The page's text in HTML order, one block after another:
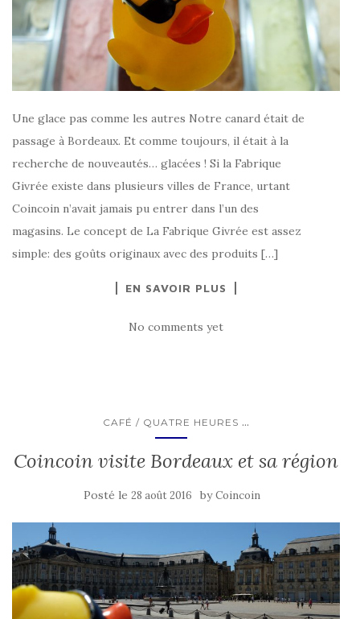
Une glace pas comme les autres Notre canard était de
passage à Bordeaux. Et comme toujours, il était à la
recherche de nouveautés… glacées ! Si la Fabrique
Givrée existe dans plusieurs villes de France, urtant
Coincoin n’avait jamais pu entrer dans l’un des
magasins. Le concept de La Fabrique Givrée est assez
simple: des goûts originaux avec des produits […]
EN SAVOIR PLUS
No comments yet
CAFÉ / QUATRE HEURES ...
Coincoin visite Bordeaux et sa région
Posté le 28 août 2016 byCoincoin